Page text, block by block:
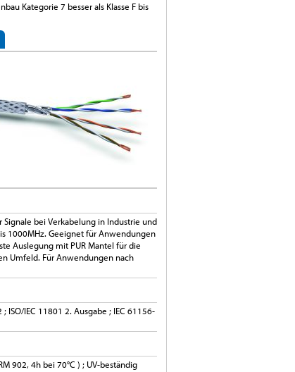
Kategorie 7 besser als Klasse F bis
bei Verkabelung in Industrie und
1000MHz. Geeignet für Anwendungen
Auslegung mit PUR Mantel für die
Umfeld. Für Anwendungen nach
ISO/IEC 11801 2. Ausgabe ; IEC 61156-
902, 4h bei 70°C ) ; UV-beständig